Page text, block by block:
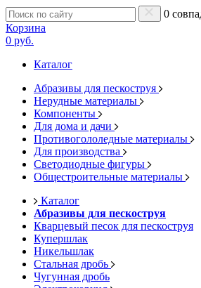
0
Корзина
0 руб.
Каталог
Абразивы для пескоструя
Нерудные материалы
Компоненты
Для дома и дачи
Противогололедные материалы
Для производства
Светодиодные фигуры
Общестроительные материалы
Каталог
Абразивы для пескоструя
Кварцевый песок для пескоструя
Купершлак
Никельшлак
Стальная дробь
Чугунная дробь